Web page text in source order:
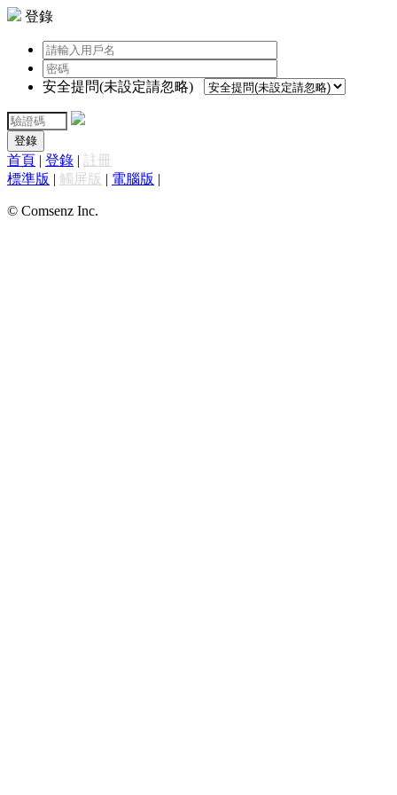
登錄
安全提問(未設定請忽略)
登錄
首頁 | 登錄 | 註冊
標準版 | 觸屏版 | 電腦版 |
© Comsenz Inc.